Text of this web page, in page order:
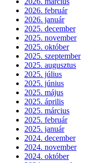
2026. február
2026. január
2025. december
2025. november
2025. október
2025. szeptember
2025. augusztus
2025. július
2025. június
2025. május
2025. április
2025. március
2025. február
2025. január
2024. december
2024. november
2024. október